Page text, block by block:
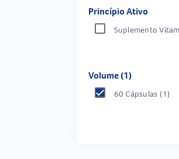
Princípio Ativo
Volume (1)
60 Cápsulas (1)